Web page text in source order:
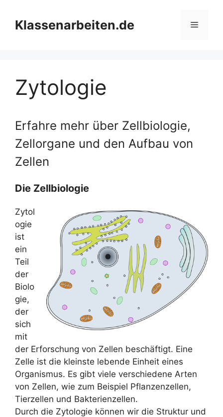
Inhalt
springenKlassenarbeiten.de Menü
Zytologie
Erfahre mehr über Zellbiologie,
Zellorgane und den Aufbau von
Zellen
Die Zellbiologie
Zytol
ogie
ist
ein
Teil
der
Biolo
gie,
der
sich
mit
der Erforschung von Zellen beschäftigt. Eine
Zelle ist die kleinste lebende Einheit eines
Organismus. Es gibt viele verschiedene Arten
von Zellen, wie zum Beispiel Pflanzenzellen,
Tierzellen und Bakterienzellen.
Durch die Zytologie können wir die Struktur und